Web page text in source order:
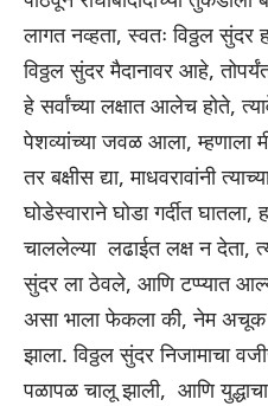
लागत नव्हता, स्वतः विठ्ठल सुंदर
विठ्ठल सुंदर मैदानावर आहे,
हे सर्वांच्या लक्षात आलेच होते,
पेशव्यांच्या जवळ आला, म्हणाला
तर बक्षीस द्या, माधवरावांनी
घोडेस्वाराने घोडा गर्दीत घातला,
चाललेल्या लढाईत लक्ष न देता,
सुंदर ला ठेवले, आणि टप्प्यात
असा भाला फेकला की, नेम अचूक
झाला. विठ्ठल सुंदर निजामाचा
पळापळ चालू झाली, आणि